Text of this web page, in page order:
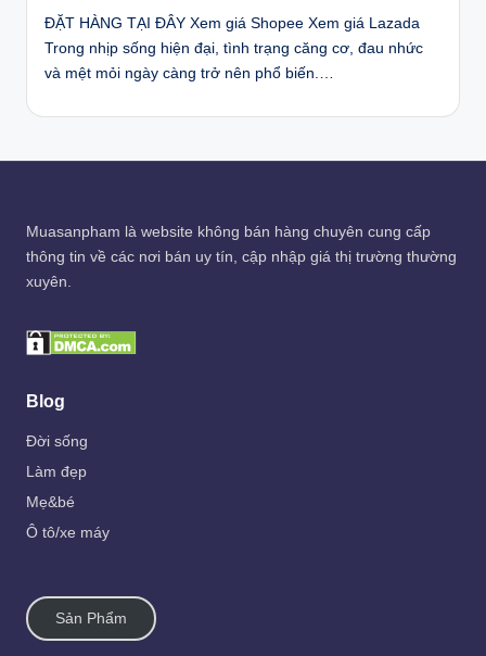
ĐẶT HÀNG TẠI ĐÂY Xem giá Shopee Xem giá Lazada
Trong nhịp sống hiện đại, tình trạng căng cơ, đau nhức
và mệt mỏi ngày càng trở nên phổ biến.…
Muasanpham là website không bán hàng chuyên cung cấp
thông tin về các nơi bán uy tín, cập nhập giá thị trường thường
xuyên.
Blog
Đời sống
Làm đẹp
Mẹ&bé
Ô tô/xe máy
Sản Phẩm